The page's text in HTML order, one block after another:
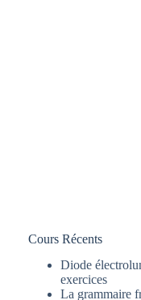
Cours Récents
Diode
exercices
La grammaire